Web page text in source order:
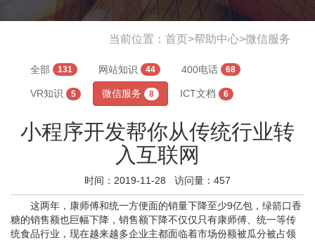
当前位置： 首页>帮助中心>微信服务
全部 131 网站知识 44 400电话 68
VR知识 5 微信服务 8 ICT文档 6
小程序开发帮你从传统行业转
入互联网
时间：2019-11-28 访问量：457
这两年，康师傅和统一方便面的销量下降至少9亿包，绿箭口香
糖的销售额也巨幅下降，销售额下降不仅仅只有康师傅、统一等传
统食品行业，现在越来越多企业主都面临着市场份额被瓜分被占领